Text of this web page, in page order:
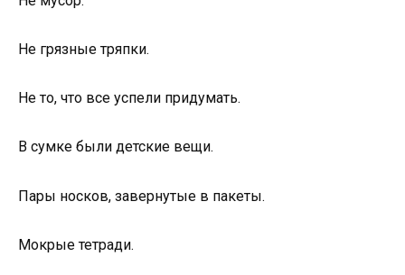
Не грязные тряпки.
Не то, что все успели придумать.
В сумке были детские вещи.
Пары носков, завернутые в пакеты.
Мокрые тетради.